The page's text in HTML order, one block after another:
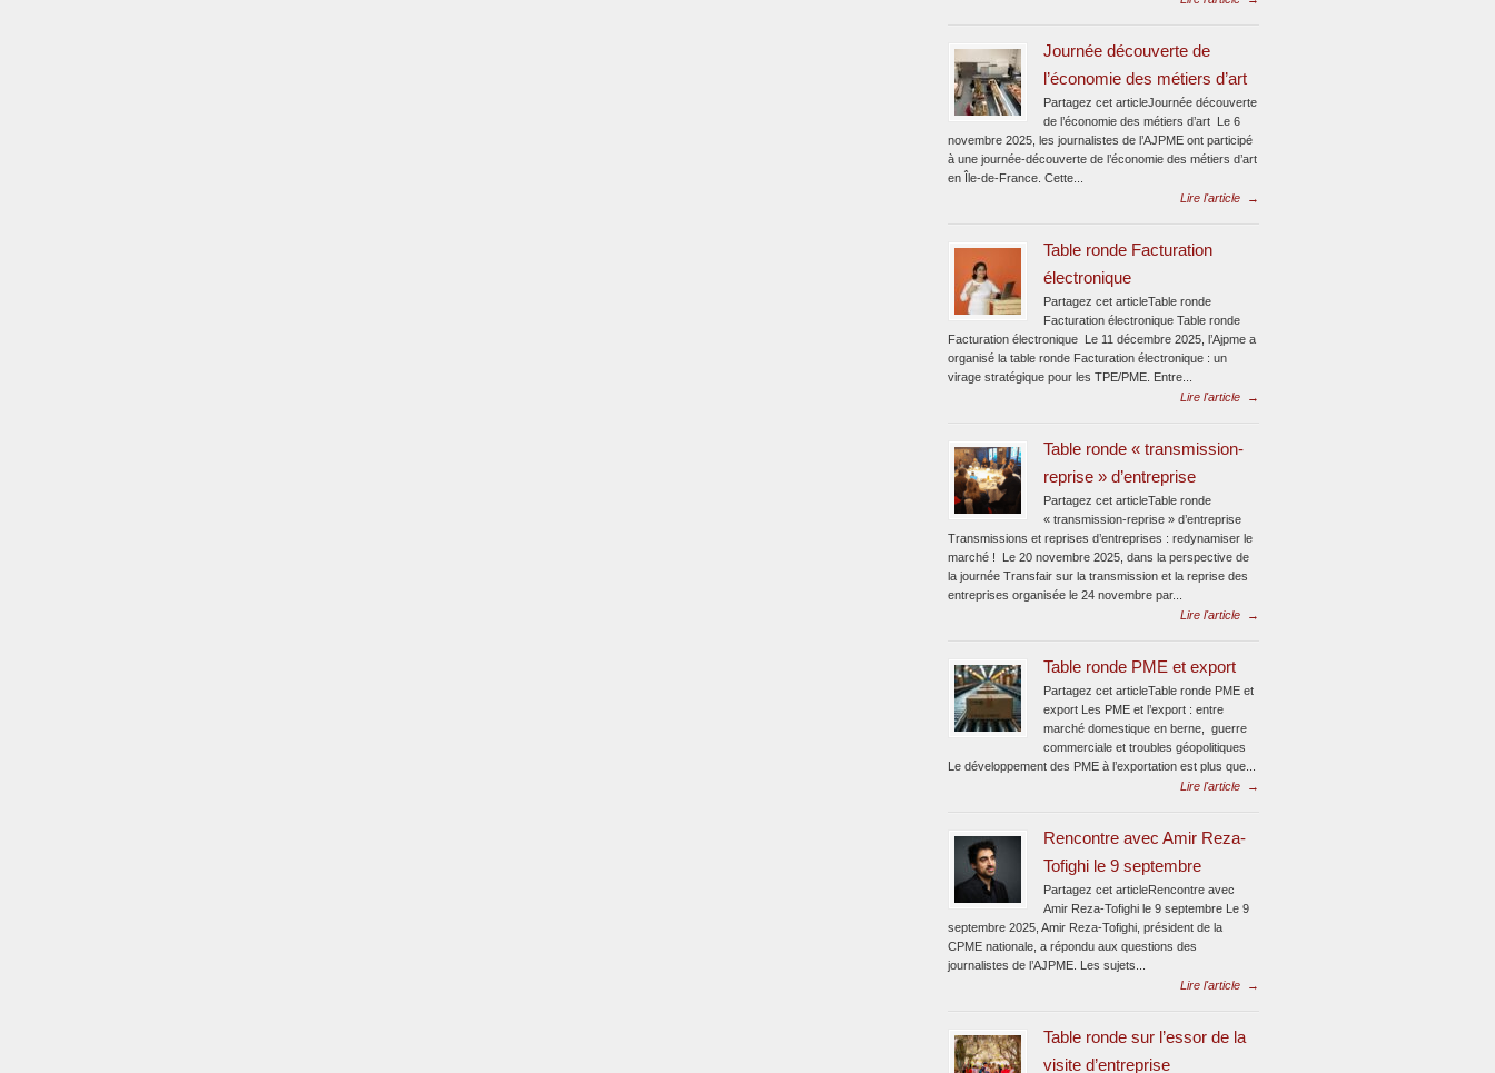
Journée découverte de
l’économie des métiers d’art
Partagez cet articleJournée découverte
de l’économie des métiers d’art Le 6
novembre 2025, les journalistes de l’AJPME ont participé
à une journée-découverte de l’économie des métiers d’art
en Île-de-France. Cette...
Lire l'article
→
Table ronde Facturation
électronique
Partagez cet articleTable ronde
Facturation électronique Table ronde
Facturation électronique Le 11 décembre 2025, l’Ajpme a
organisé la table ronde Facturation électronique : un
virage stratégique pour les TPE/PME. Entre...
Lire l'article
→
Table ronde « transmission-
reprise » d’entreprise
Partagez cet articleTable ronde
« transmission-reprise » d’entreprise
Transmissions et reprises d’entreprises : redynamiser le
marché ! Le 20 novembre 2025, dans la perspective de
la journée Transfair sur la transmission et la reprise des
entreprises organisée le 24 novembre par...
Lire l'article
→
Table ronde PME et export
Partagez cet articleTable ronde PME et
export Les PME et l’export : entre
marché domestique en berne, guerre
commerciale et troubles géopolitiques
Le développement des PME à l’exportation est plus que...
Lire l'article
→
Rencontre avec Amir Reza-
Tofighi le 9 septembre
Partagez cet articleRencontre avec
Amir Reza-Tofighi le 9 septembre Le 9
septembre 2025, Amir Reza-Tofighi, président de la
CPME nationale, a répondu aux questions des
journalistes de l’AJPME. Les sujets...
Lire l'article
→
Table ronde sur l’essor de la
visite d’entreprise